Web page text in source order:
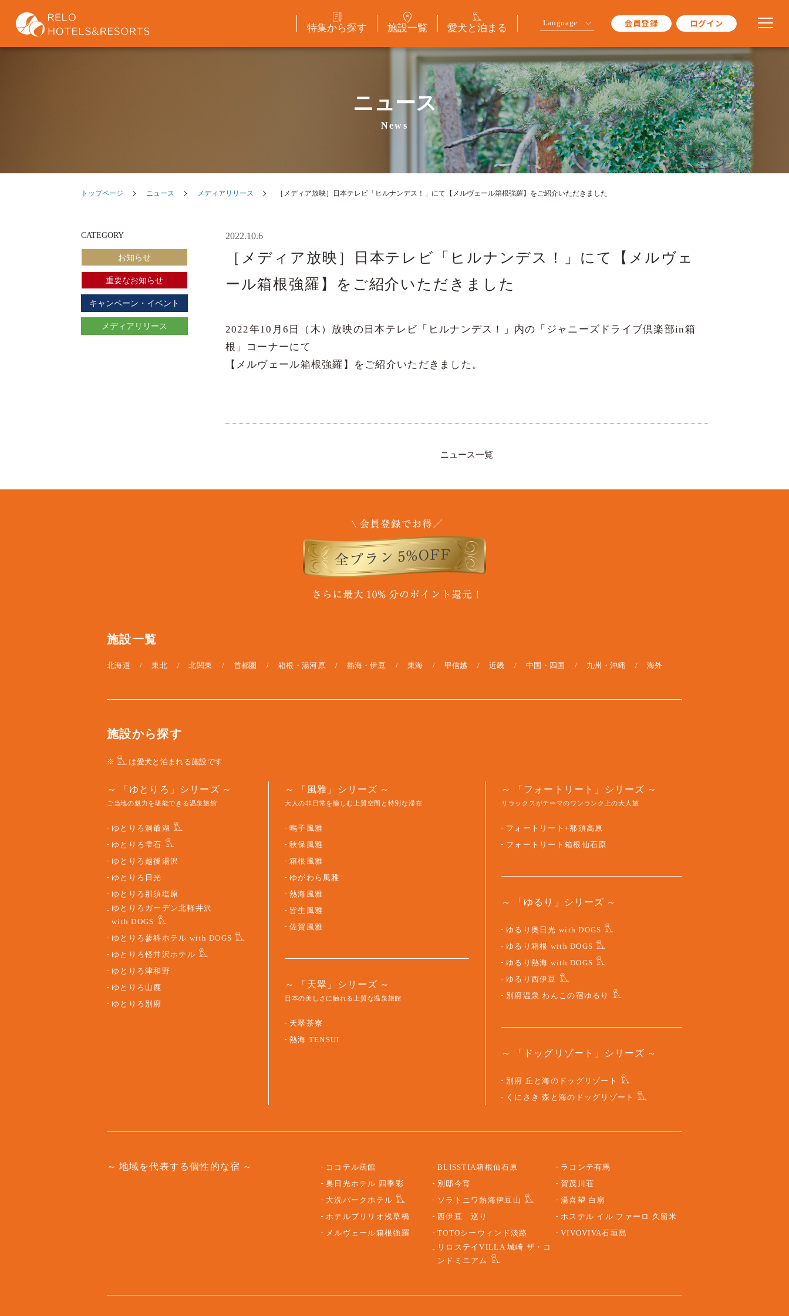
特集から探す 施設一覧 愛犬と泊まる Language 会員登録 ログイン
ニュース
News
トップページ ニュース メディアリリース ［メディア放映］日本テレビ「ヒルナンデス！」にて【メルヴェール箱根強羅】をご紹介いただきました
2022.10.6
［メディア放映］日本テレビ「ヒルナンデス！」にて【メルヴェ
ール箱根強羅】をご紹介いただきました
2022年10月6日（木）放映の日本テレビ「ヒルナンデス！」内の「ジャニーズドライブ倶楽部in箱
根」コーナーにて
【メルヴェール箱根強羅】をご紹介いただきました。
ニュース一覧
CATEGORY
お知らせ
重要なお知らせ
キャンペーン・イベント
メディアリリース
施設一覧
北海道 東北 北関東 首都圏 箱根・湯河原 熱海・伊豆 東海 甲信越 近畿 中国・四国 九州・沖縄 海外
施設から探す
※ は愛犬と泊まれる施設です
「ゆとりろ」シリーズ
ご当地の魅力を堪能できる温泉旅館
ゆとりろ洞爺湖
ゆとりろ雫石
ゆとりろ越後湯沢
ゆとりろ日光
ゆとりろ那須塩原
ゆとりろガーデン北軽井沢
with DOGS
ゆとりろ蓼科ホテル with DOGS
ゆとりろ軽井沢ホテル
ゆとりろ津和野
ゆとりろ山鹿
ゆとりろ別府
「風雅」シリーズ
大人の非日常を愉しむ上質空間と特別な滞在
鳴子風雅
秋保風雅
箱根風雅
ゆがわら風雅
熱海風雅
皆生風雅
佐賀風雅
「天翠」シリーズ
日本の美しさに触れる上質な温泉旅館
天翠茶寮
熱海 TENSUI
「フォートリート」シリーズ
リラックスがテーマのワンランク上の大人旅
フォートリート+那須高原
フォートリート箱根仙石原
「ゆるり」シリーズ
ゆるり奥日光 with DOGS
ゆるり箱根 with DOGS
ゆるり熱海 with DOGS
ゆるり西伊豆
別府温泉 わんこの宿ゆるり
「ドッグリゾート」シリーズ
別府 丘と海のドッグリゾート
くにさき 森と海のドッグリゾート
地域を代表する個性的な宿
ココテル函館
奥日光ホテル 四季彩
大洗パークホテル
ホテルブリリオ浅草橋
メルヴェール箱根強羅
BLISSTIA箱根仙石原
別邸今宵
ソラトニワ熱海伊豆山
西伊豆 巡り
TOTOシーウィンド淡路
リロステイVILLA 城崎 ザ・コ
ンドミニアム
ラコンテ有馬
賀茂川荘
湯喜望 白扇
ホステル イル ファーロ 久留米
VIVOVIVA石垣島